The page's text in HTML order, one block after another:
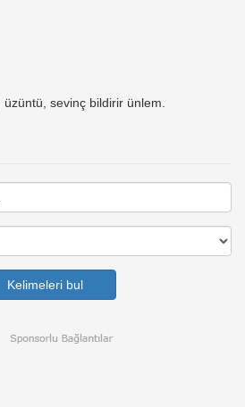
sevinç bildirir ünlem.